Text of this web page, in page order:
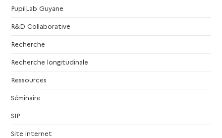
PupilLab Guyane
R&D Collaborative
Recherche
Recherche longitudinale
Ressources
Séminaire
SIP
Site internet